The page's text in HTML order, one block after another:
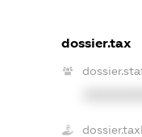
dossier.tax